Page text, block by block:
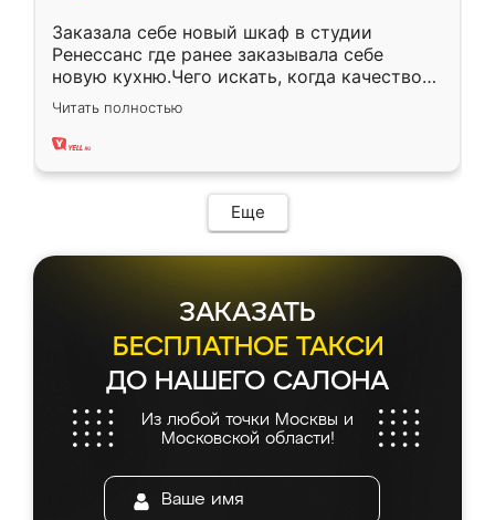
Заказала себе новый шкаф в студии
Ренессанс где ранее заказывала себе
новую кухню.Чего искать, когда качеством
вполне довольна. Служит кухня уже почти
два года, нареканий нет.
Читать полностью
Еще
ЗАКАЗАТЬ
БЕСПЛАТНОЕ ТАКСИ
ДО НАШЕГО САЛОНА
Из любой точки Москвы и
Московской области!